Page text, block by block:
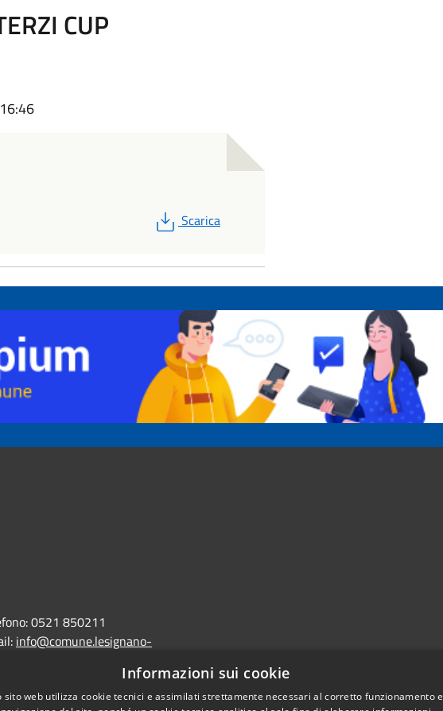
CUP
PDF
Scarica
0521 850211
info@comune.lesignano-
Informazioni sui cookie
sito web utilizza cookie tecnici e assimilati strettamente necessari al corretto funzionamento e